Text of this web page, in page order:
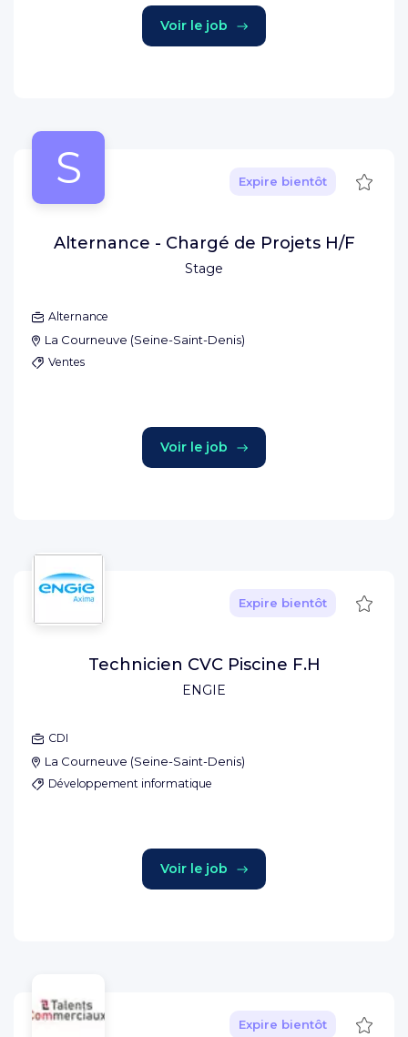
Voir le job
S
Stage
Expire bientôt
Alternance - Chargé de Projets H/F
Alternance
La Courneuve (Seine-Saint-Denis)
Ventes
Voir le job
ENGIE
Expire bientôt
Technicien CVC Piscine F.H
CDI
La Courneuve (Seine-Saint-Denis)
Développement informatique
Voir le job
Expire bientôt